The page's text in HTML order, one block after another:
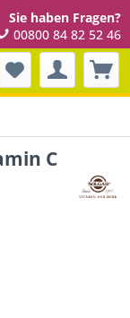
Sie haben Fragen?
00800 84 82 52 46
C